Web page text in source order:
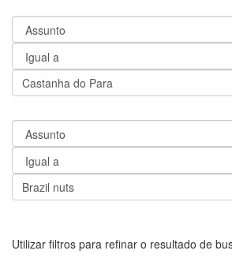
Utilizar filtros para refinar o resultado de